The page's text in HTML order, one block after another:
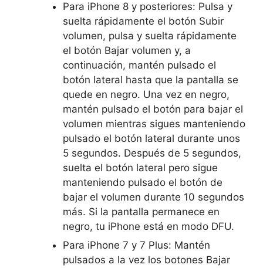
Para iPhone 8 y posteriores: Pulsa y
suelta rápidamente el botón Subir
volumen, pulsa y suelta rápidamente
el botón Bajar volumen y, a
continuación, mantén pulsado el
botón lateral hasta que la pantalla se
quede en negro. Una vez en negro,
mantén pulsado el botón para bajar el
volumen mientras sigues manteniendo
pulsado el botón lateral durante unos
5 segundos. Después de 5 segundos,
suelta el botón lateral pero sigue
manteniendo pulsado el botón de
bajar el volumen durante 10 segundos
más. Si la pantalla permanece en
negro, tu iPhone está en modo DFU.
Para iPhone 7 y 7 Plus: Mantén
pulsados a la vez los botones Bajar